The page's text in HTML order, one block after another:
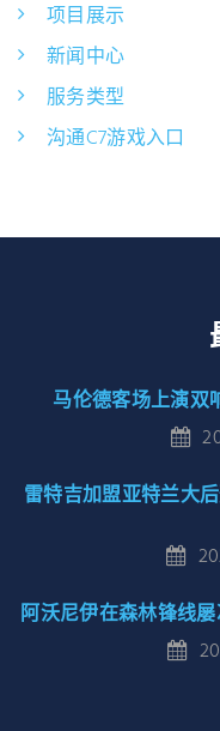
项目展示
新闻中心
服务类型
沟通C7游戏入口
马伦德客场上演双
雷特吉加盟亚特兰大
阿沃尼伊在森林锋线